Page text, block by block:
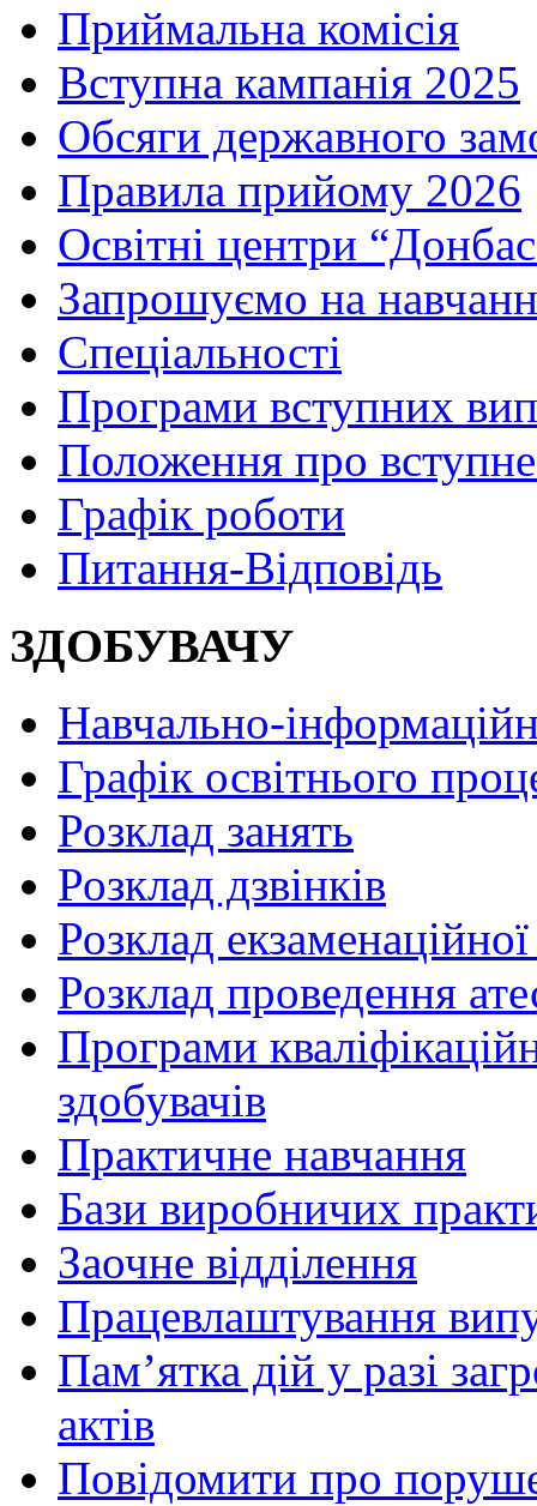
Приймальна комісія
Вступна кампанія 2025
Обсяги державного
Правила прийому 2026
Освітні центри
Запрошуємо на
Спеціальності
Програми вступних
Положення про
Графік роботи
Питання-Відповідь
ЗДОБУВАЧУ
Навчально-
Графік освітнього
Розклад занять
Розклад дзвінків
Розклад екзаменаційної
Розклад проведення
Програми
здобувачів
Практичне навчання
Бази виробничих
Заочне відділення
Працевлаштування
Пам’ятка дій у разі
актів
Повідомити про